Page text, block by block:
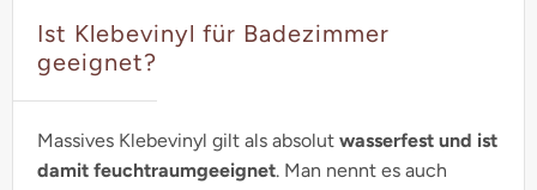
Ist Klebevinyl für Badezimmer
geeignet?
Massives Klebevinyl gilt als absolut wasserfest und ist
damit feuchtraumgeeignet. Man nennt es auch